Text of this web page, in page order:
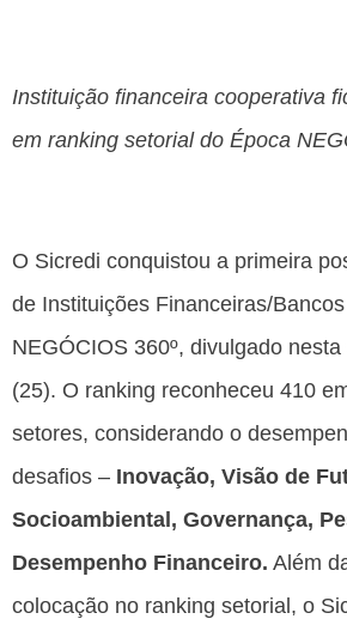
Instituição financeira cooperativa
em ranking setorial do Época
O Sicredi conquistou a primeira
de Instituições Financeiras/
NEGÓCIOS 360º, divulgado
(25). O ranking reconheceu 410
setores, considerando o
desafios – Inovação, Visão de
Socioambiental, Governança,
Desempenho Financeiro. Além
colocação no ranking setorial, o